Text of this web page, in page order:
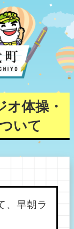
体操・
いて
、早朝ラ